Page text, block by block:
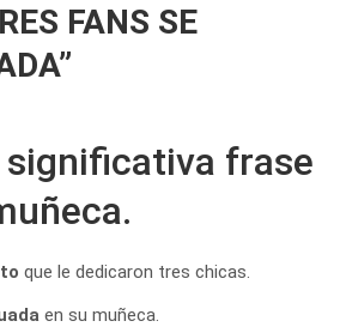
FANS SE
significativa frase
que le dedicaron tres chicas.
en su muñeca.